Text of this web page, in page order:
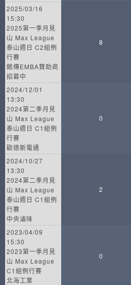
2025/03/16
15:30
2025第一季月見
山 Max League
泰山週日 C2組例
行賽
銘傳EMBA贊助商
招募中
8
2024/12/01
13:30
2024第二季月見
山 Max League
泰山週日 C1組例
行賽
歐德斯電通
0
2024/10/27
13:30
2024第二季月見
山 Max League
泰山週日 C1組例
行賽
中央滷味
2
2023/04/09
15:30
2023第一季月見
山 Max League
C1組例行賽
北海工業
0